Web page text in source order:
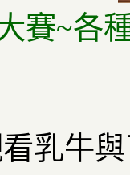
賽~各
乳牛